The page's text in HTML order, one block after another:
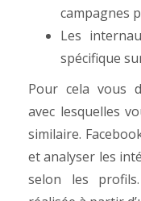
campagnes
Les
spécifique
Pour cela vous
avec lesquelles
similaire.
et analyser les
selon les profils.